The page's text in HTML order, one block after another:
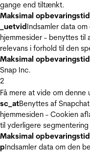
gange end tiltænkt.
Maksimal opbevaringstid
_uetvidIndsamler data
hjemmesider - benyttes til
relevans i forhold til den
Maksimal opbevaringstid
Snap Inc.
2
Få mere at vide om denne
sc_atBenyttes af
hjemmesiden - Cookien
til yderligere
Maksimal opbevaringstid
pIndsamler data om den